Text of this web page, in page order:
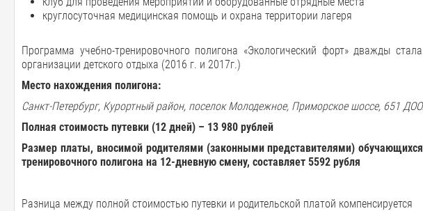
круглосуточная медицинская помощь и охрана территории лагеря
Программа учебно-тренировочного полигона «Экологический форт» дважды
организации детского отдыха (2016 г. и 2017г.)
Место нахождения полигона:
Санкт-Петербург, Курортный район, поселок Молодежное, Приморское шоссе, 651
Полная стоимость путевки (12 дней) – 13 980 рублей
Размер платы, вносимой родителями(законными представителями)
тренировочного полигона на 12-дневную смену, составляет 5592 рубля
Разница между полной стоимостью путевки и родительской платой компенсируется